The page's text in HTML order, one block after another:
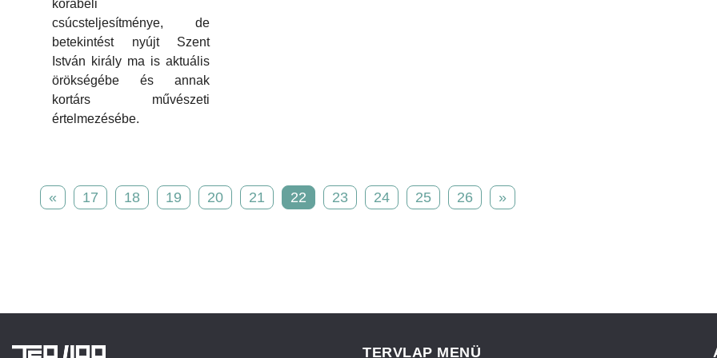
korabeli
csúcsteljesítménye, de
betekintést nyújt Szent
István király ma is aktuális
örökségébe és annak
kortárs művészeti
értelmezésébe.
« 17 18 19 20 21 22 23 24 25 26 »
TERVLAP MENÜ